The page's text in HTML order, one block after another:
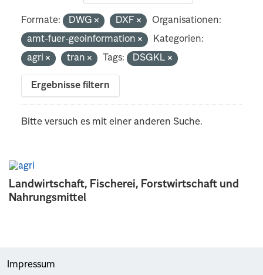
Landwirtschaft, Fischerei, Forstwirtschaft und
Nahrungsmittel
Formate: DWG DXF
Organisationen:
amt-fuer-geoinformation
Kategorien:
agri
tran Tags: DSGKL
Ergebnisse filtern
Bitte versuch es mit einer anderen Suche.
Impressum